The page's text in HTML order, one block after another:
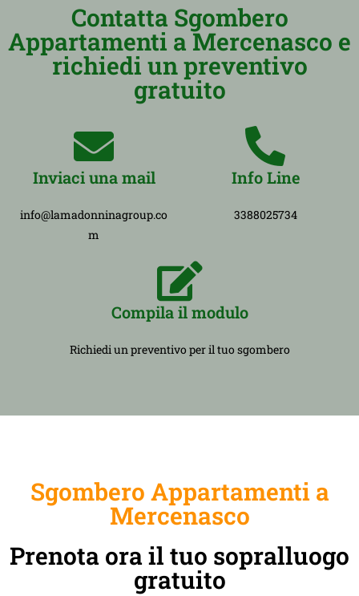
Contatta Sgombero
Appartamenti a Mercenasco e
richiedi un preventivo
gratuito
Inviaci una mail
info@lamadonninagroup.co
m
Info Line
3388025734
Compila il modulo
Richiedi un preventivo per il tuo sgombero
Sgombero Appartamenti a
Mercenasco
Prenota ora il tuo sopralluogo
gratuito